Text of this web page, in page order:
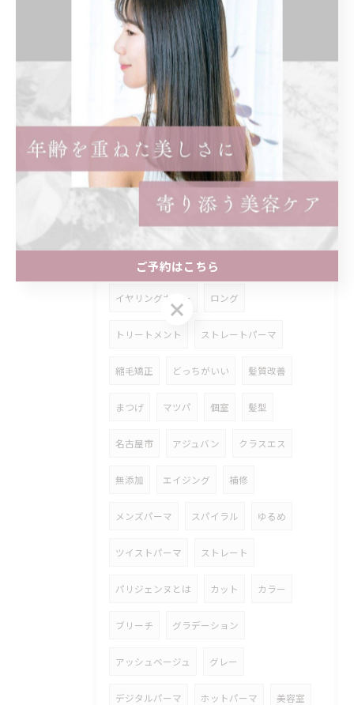
タグ Tags
くせ毛 子連れ オシャレ
白髪ぼかし ハイライト 白髪染め
女性のみ まつ毛パーマ パリジェンヌ
ロッド 効果 違い
ショート レディース 前髪あり
ショートボブ ボブ
イヤリングカラー ロング
トリートメント ストレートパーマ
縮毛矯正 どっちがいい 髪質改善
まつげ マツパ 個室 髪型
名古屋市 アジュバン クラスエス
無添加 エイジング 補修
メンズパーマ スパイラル ゆるめ
ツイストパーマ ストレート
パリジェンヌとは カット カラー
ブリーチ グラデーション
アッシュベージュ グレー
デジタルパーマ ホットパーマ 美容室
ご予約はこちら
ご予約はこちら